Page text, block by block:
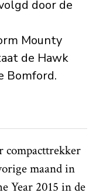
door de
Mounty
de Hawk
Bomford.
compacttrekker
maand in
Year 2015 in de